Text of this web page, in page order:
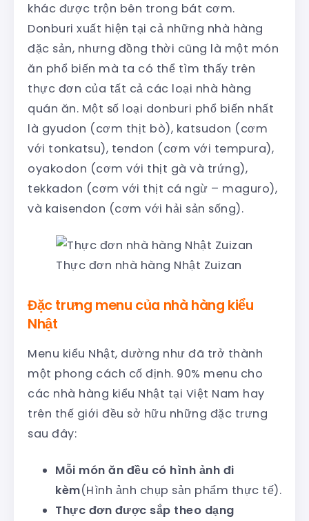
khác được trộn bên trong bát cơm.
Donburi xuất hiện tại cả những nhà hàng
đặc sản, nhưng đồng thời cũng là một món
ăn phổ biến mà ta có thể tìm thấy trên
thực đơn của tất cả các loại nhà hàng
quán ăn. Một số loại donburi phổ biến nhất
là gyudon (cơm thịt bò), katsudon (cơm
với tonkatsu), tendon (cơm với tempura),
oyakodon (cơm với thịt gà và trứng),
tekkadon (cơm với thịt cá ngừ – maguro),
và kaisendon (cơm với hải sản sống).
Thực đơn nhà hàng Nhật Zuizan
Đặc trưng menu của nhà hàng kiểu
Nhật
Menu kiểu Nhật, dường như đã trở thành
một phong cách cố định. 90% menu cho
các nhà hàng kiểu Nhật tại Việt Nam hay
trên thế giới đều sở hữu những đặc trưng
sau đây:
Mỗi món ăn đều có hình ảnh đi
kèm(Hình ảnh chụp sản phẩm thực tế).
Thực đơn được sắp theo dạng